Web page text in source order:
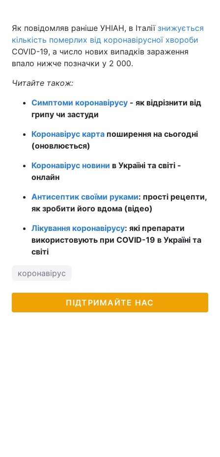
Як повідомляв раніше УНІАН, в Італії знижується
кількість померлих від коронавірусної хвороби
COVID-19, а число нових випадків зараження
впало нижче позначки у 2 000.
Читайте також:
Симптоми коронавірусу - як відрізнити від
грипу чи застуди
Коронавірус карта поширення на сьогодні
(оновлюється)
Коронавірус новини в Україні та світі -
онлайн
Антисептик своїми руками: прості рецепти,
як зробити його вдома (відео)
Лікування коронавірусу: які препарати
використовують при COVID-19 в Україні та
світі
коронавірус
ПІДТРИМАЙТЕ НАС